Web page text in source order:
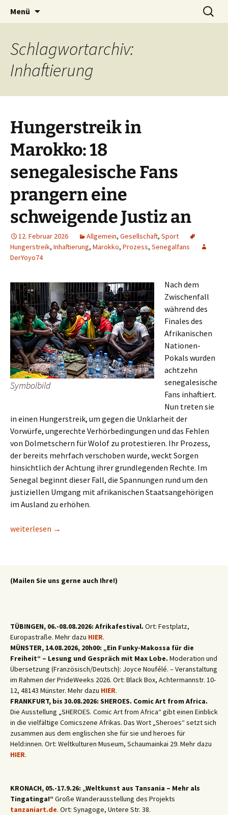
AFRICA live
Seit 1998: Aktuelles aus und mit Bezug zu
Afrika
Menü
Suchen
nach:
Schlagwortarchiv:
Inhaftierung
Hungerstreik in
Marokko: 18
senegalesische Fans
prangern eine
schweigende Justiz an
12. Februar 2026 Allgemein, Gesellschaft, Sport
Hungerstreik, Inhaftierung, Marokko, Prozess, Senegalfans
DerYoyo74
Symbolbild
Nach dem
Zwischenfall
während des
Finales des
Afrikanischen
Nationen-
Pokals wurden
achtzehn
senegalesische
Fans inhaftiert.
Nun treten sie
in einen Hungerstreik, um gegen die Unklarheit der
Vorwürfe, ungerechte Verhörbedingungen und das Fehlen
von Dolmetschern für Wolof zu protestieren. Ihr Prozess,
der bereits mehrfach verschoben wurde, weckt Sorgen
hinsichtlich der Achtung ihrer grundlegenden Rechte. Im
Senegal beginnt dieser Fall, die Spannungen rund um den
justiziellen Umgang mit afrikanischen Staatsangehörigen
im Ausland zu erhöhen.
Hungerstreik in Marokko: 18 senegalesische Fans prangern
weiterlesen →
(Mailen Sie uns gerne auch Ihre!)
TÜBINGEN, 06.-08.08.2026: Afrikafestival. Ort: Festplatz,
Europastraße. Mehr dazu HIER.
MÜNSTER, 14.08.2026, 20h00: „Ein Funky-Makossa für die
Freiheit“ – Lesung und Gespräch mit Max Lobe. Moderation und
Übersetzung (Französisch/Deutsch): Joyce Noufélé. – Veranstaltung
im Rahmen der PrideWeeks 2026. Ort: Black Box, Achtermannstr. 10-
12, 48143 Münster. Mehr dazu HIER.
FRANKFURT, bis 30.08.2026: SHEROES. Comic Art from Africa.
Die Ausstellung „SHEROES. Comic Art from Africa“ gibt einen Einblick
in die vielfältige Comicszene Afrikas. Das Wort „Sheroes“ setzt sich
zusammen aus dem englischen she für sie und heroes für
Held:innen. Ort: Weltkulturen Museum, Schaumainkai 29. Mehr dazu
HIER.
KRONACH, 05.-17.9.26: „Weltkunst aus Tansania – Mehr als
Tingatinga!“Große Wanderausstellung des Projekts
tanzaniart.de. Ort: Synagoge, Untere Str. 38.